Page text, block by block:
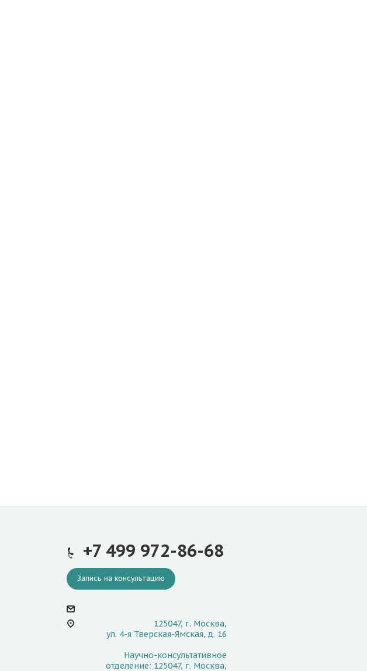
+7 499 972-86-68
Запись на консультацию
125047, г. Москва,
ул. 4-я Тверская-Ямская, д. 16
Научно-консультативное
отделение: 125047, г. Москва,